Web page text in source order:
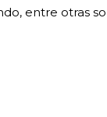
entre otras